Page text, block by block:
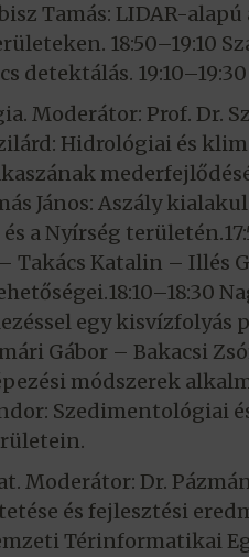
Tamás: LIDAR-
18:50–19:10
detektálás.
Moderátor: Prof. Dr.
Hidrológiai és
János: Aszály
a Nyírség
Takács Katalin – Illés
egy kisvízfolyás
Gábor – Bakacsi
módszerek
Szedimentológiai
Moderátor: Dr.
és fejlesztési
Térinformatikai